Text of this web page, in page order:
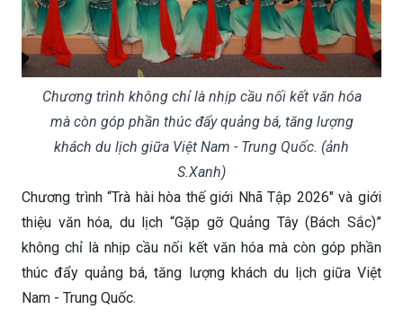
Chương trình không chỉ là nhịp cầu nối kết văn hóa
mà còn góp phần thúc đẩy quảng bá, tăng lượng
khách du lịch giữa Việt Nam - Trung Quốc. (ảnh
S.Xanh)
Chương trình “Trà hài hòa thế giới Nhã Tập 2026" và giới
thiệu văn hóa, du lịch “Gặp gỡ Quảng Tây (Bách Sắc)”
không chỉ là nhịp cầu nối kết văn hóa mà còn góp phần
thúc đẩy quảng bá, tăng lượng khách du lịch giữa Việt
Nam - Trung Quốc.